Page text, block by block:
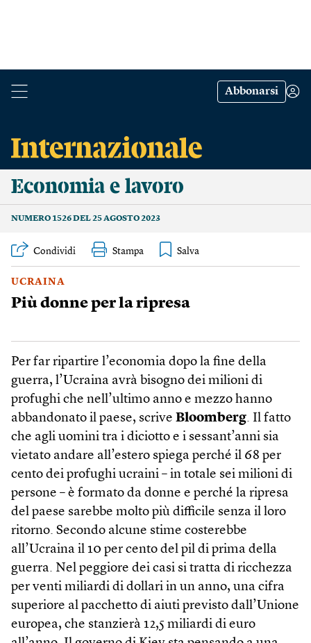
Abbonarsi
Economia e lavoro
NUMERO 1526 DEL 25 AGOSTO 2023
Condividi Stampa
UCRAINA
Più donne per la ripresa
Per far ripartire l’economia dopo la fine della
guerra, l’Ucraina avrà bisogno dei milioni di
profughi che nell’ultimo anno e mezzo hanno
abbandonato il paese, scrive Bloomberg. Il fatto
che agli uomini tra i diciotto e i sessant’anni sia
vietato andare all’estero spiega perché il 68 per
cento dei profughi ucraini – in totale sei milioni di
persone – è formato da donne e perché la ripresa
del paese sarebbe molto più difficile senza il loro
ritorno. Secondo alcune stime costerebbe
all’Ucraina il 10 per cento del pil di prima della
guerra. Nel peggiore dei casi si tratta di ricchezza
per venti miliardi di dollari in un anno, una cifra
superiore al pacchetto di aiuti previsto dall’Unione
europea, che stanzierà 12,5 miliardi di euro